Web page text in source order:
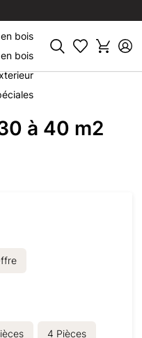
Rechercher
bois
bois
à 40 m2
4 Pièces